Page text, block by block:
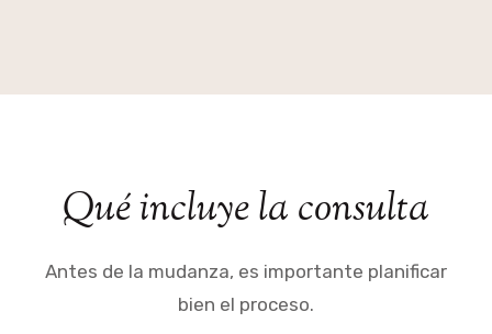
Qué incluye la consulta
Antes de la mudanza, es importante planificar
bien el proceso.